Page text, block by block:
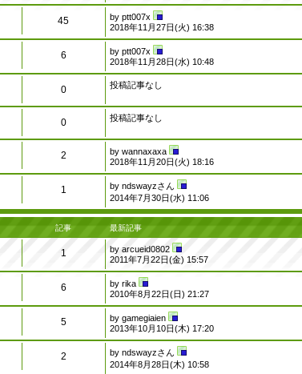
45 byptt007x
2018年11月27日(火) 16:38
6 byptt007x
2018年11月28日(水) 10:48
0 投稿記事なし
0 投稿記事なし
2 bywannaxaxa
2018年11月20日(火) 18:16
1 byndswayzさん
2014年7月30日(水) 11:06
記事 最新記事
1 byarcueid0802
2011年7月22日(金) 15:57
6 byrika
2010年8月22日(日) 21:27
5 bygamegiaien
2013年10月10日(木) 17:20
2 byndswayzさん
2014年8月28日(木) 10:58